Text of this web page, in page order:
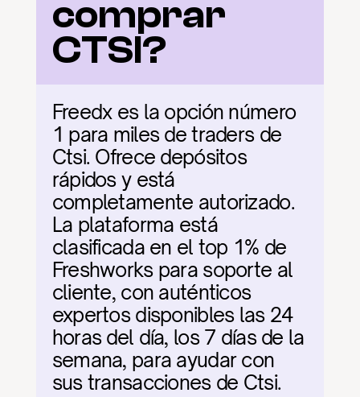
comprar
CTSI?
Freedx es la opción número
1 para miles de traders de
Ctsi. Ofrece depósitos
rápidos y está
completamente autorizado.
La plataforma está
clasificada en el top 1% de
Freshworks para soporte al
cliente, con auténticos
expertos disponibles las 24
horas del día, los 7 días de la
semana, para ayudar con
sus transacciones de Ctsi.